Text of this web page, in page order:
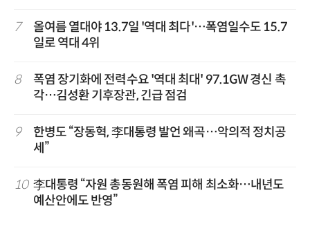
7
올여름 열대야 13.7일 '역대 최다'…폭염일수도 15.7
일로 역대 4위
8
폭염 장기화에 전력수요 '역대 최대' 97.1GW 경신 촉
각…김성환 기후장관, 긴급 점검
9
한병도 “장동혁, 李대통령 발언 왜곡…악의적 정치공
세”
10 李대통령 “자원 총동원해 폭염 피해 최소화…내년도
예산안에도 반영”